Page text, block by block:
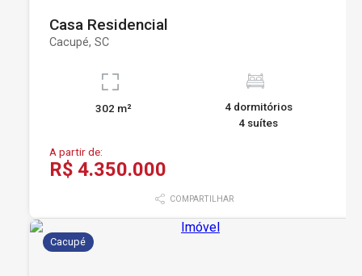
Casa Residencial
Cacupé, SC
302 m²
4 dormitórios
4 suítes
A partir de:
R$ 4.350.000
COMPARTILHAR
Cacupé